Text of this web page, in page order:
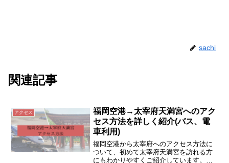
sachi
関連記事
アクセス
福岡空港→太宰府天満宮へのアク
セス方法を詳しく紹介(バス、電
車利用)
福岡空港から太宰府へのアクセス方法に
ついて、初めて太宰府天満宮を訪れる方
にもわかりやすくご紹介しています。直